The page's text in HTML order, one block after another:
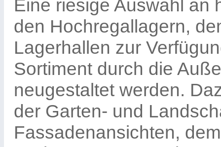
Eine riesige Auswahl an
den Hochregallagern,
Lagerhallen zur
Sortiment durch die
neugestaltet werden.
der Garten- und
Fassadenansichten,